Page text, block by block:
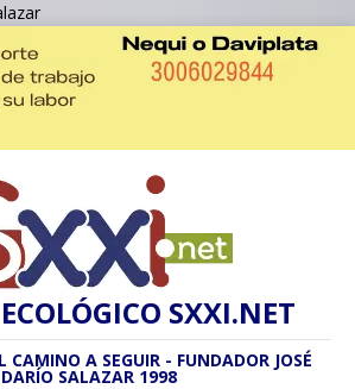
SXXI.NET
CAMINO A SEGUIR - FUNDADOR JOSÉ
DARÍO SALAZAR 1998